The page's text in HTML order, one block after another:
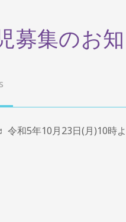
募集のお
和5年10月23日(月)10時